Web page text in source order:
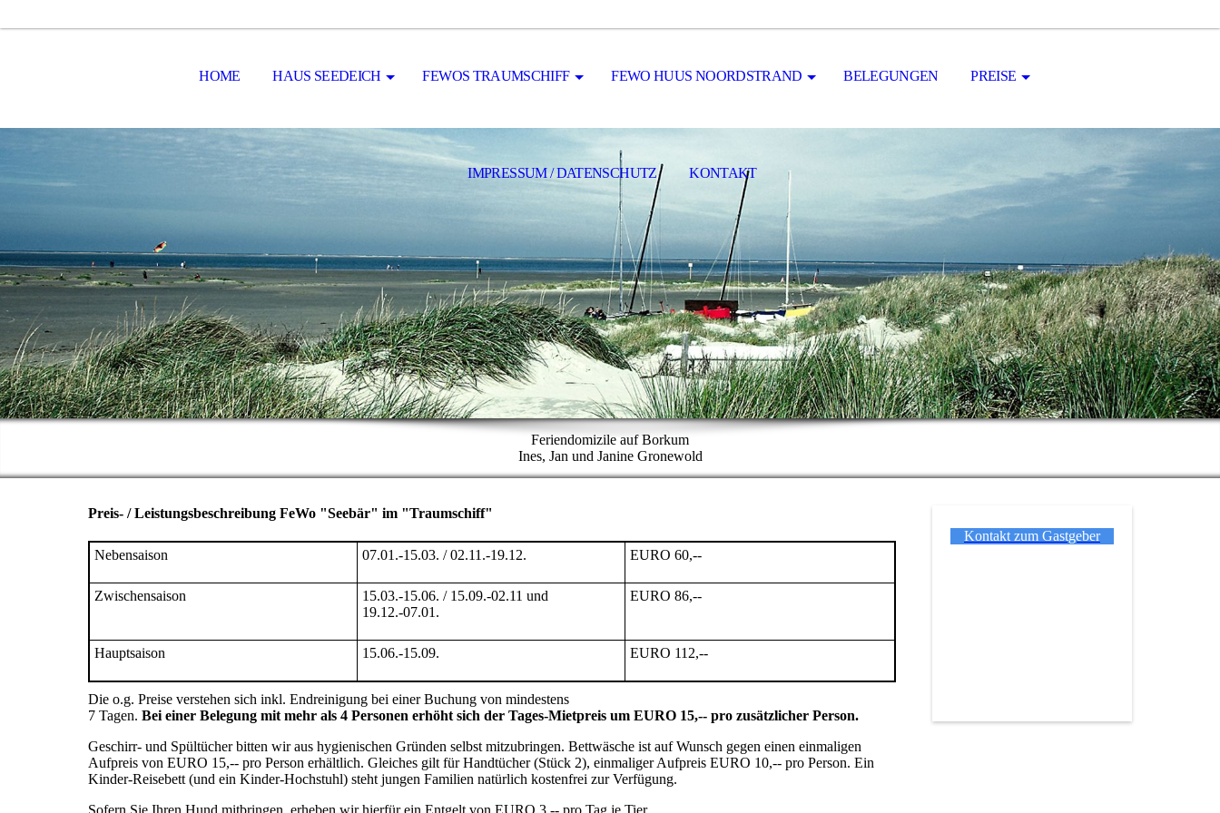
HOME HAUS SEEDEICH FEWOS TRAUMSCHIFF FEWO HUUS NOORDSTRAND BELEGUNGEN PREISE
IMPRESSUM / DATENSCHUTZ KONTAKT
Feriendomizile auf Borkum
Ines, Jan und Janine Gronewold
Preis- / Leistungsbeschreibung FeWo "Seebär" im "Traumschiff"
Nebensaison 07.01.-15.03. / 02.11.-19.12. EURO 60,--
Zwischensaison
15.03.-15.06. / 15.09.-02.11 und
19.12.-07.01.
EURO 86,--
Hauptsaison 15.06.-15.09. EURO 112,--
Die o.g. Preise verstehen sich inkl. Endreinigung bei einer Buchung von mindestens
7 Tagen. Bei einer Belegung mit mehr als 4 Personen erhöht sich der Tages-Mietpreis um EURO 15,-- pro zusätzlicher Person.
Geschirr- und Spültücher bitten wir aus hygienischen Gründen selbst mitzubringen. Bettwäsche ist auf Wunsch gegen einen einmaligen
Aufpreis von EURO 15,-- pro Person erhältlich. Gleiches gilt für Handtücher (Stück 2), einmaliger Aufpreis EURO 10,-- pro Person. Ein
Kinder-Reisebett (und ein Kinder-Hochstuhl) steht jungen Familien natürlich kostenfrei zur Verfügung.
Kontakt zum Gastgeber